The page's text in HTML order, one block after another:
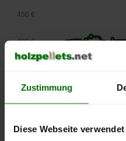
Zustimmung
Diese Webseite
September
400 €
450 €